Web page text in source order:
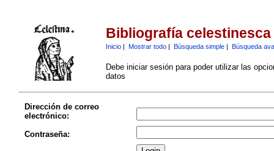
Bibliografía celestinesca
Inicio| Mostrar todo| Búsqueda simple| Búsqueda
Debe iniciar sesión para poder utilizar las
datos
Dirección de correo
electrónico:
Contraseña: